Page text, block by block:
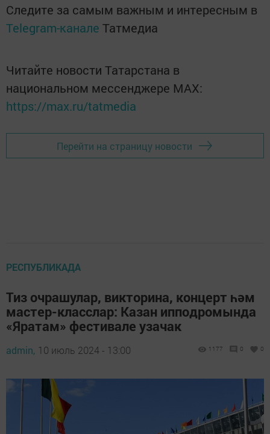
Следите за самым важным и интересным в
Telegram-канале Татмедиа
Читайте новости Татарстана в
национальном мессенджере MАХ:
https://max.ru/tatmedia
Перейти на страницу новости
РЕСПУБЛИКАДА
Тиз очрашулар, викторина, концерт һәм
мастер-класслар: Казан ипподромында
«Яратам» фестивале узачак
admin, 10 июль 2024 - 13:00 1177 0 0